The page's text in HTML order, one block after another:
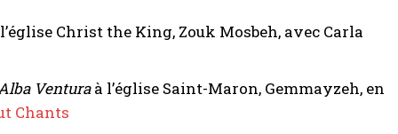
Christ the King, Zouk Mosbeh, avec Carla
Venturaà l’église Saint-Maron, Gemmayzeh, en
Chants